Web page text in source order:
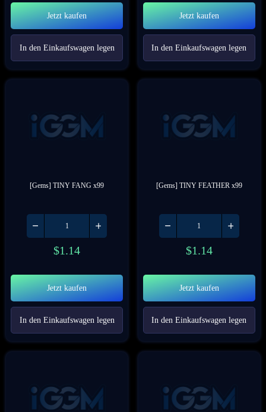
Jetzt kaufen
In den Einkaufswagen legen
Jetzt kaufen
In den Einkaufswagen legen
[Gems] TINY FANG x99
$1.14
Jetzt kaufen
In den Einkaufswagen legen
[Gems] TINY FEATHER x99
$1.14
Jetzt kaufen
In den Einkaufswagen legen